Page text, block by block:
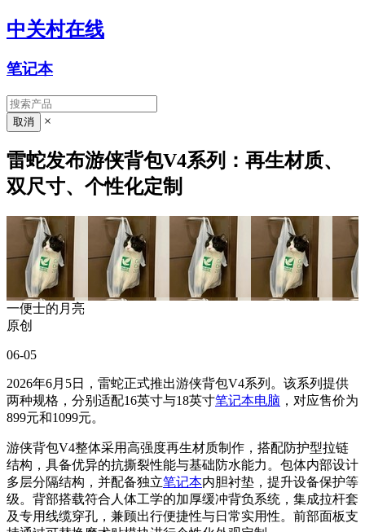
中关村在线
笔记本
×
雷蛇发布游侠背包V4系列：再生材质、
双尺寸、个性化定制
一便士的月亮
原创
06-05
2026年6月5日，雷蛇正式推出游侠背包V4系列。该系列提供
两种规格，分别适配16英寸与18英寸笔记本电脑 ，对应售价为
899元和1099元。
游侠背包V4整体采用高强度再生材质制作，搭配防护型拉链
结构，具备优异的抗撕裂性能与基础防水能力。包体内部设计
多层分隔结构，并配备独立笔记本内胆衬垫，提升设备保护等
级。背部搭载符合人体工学的加厚缓冲背负系统，集成拉杆套
及专用线缆穿孔，兼顾出行便捷性与日常实用性。前部面板支